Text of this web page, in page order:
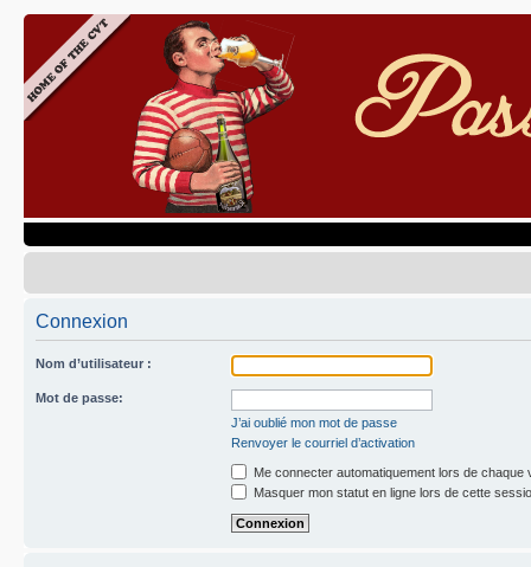
Connexion
Nom d’utilisateur :
Mot de passe:
J’ai oublié mon mot de passe
Renvoyer le courriel d’activation
Me connecter automatiquement lors de chaque
Masquer mon statut en ligne lors de cette